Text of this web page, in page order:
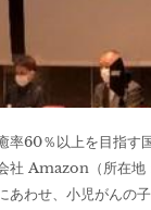
率60％以上を目指す
社 Amazon（所在地
あわせ、小児がんの